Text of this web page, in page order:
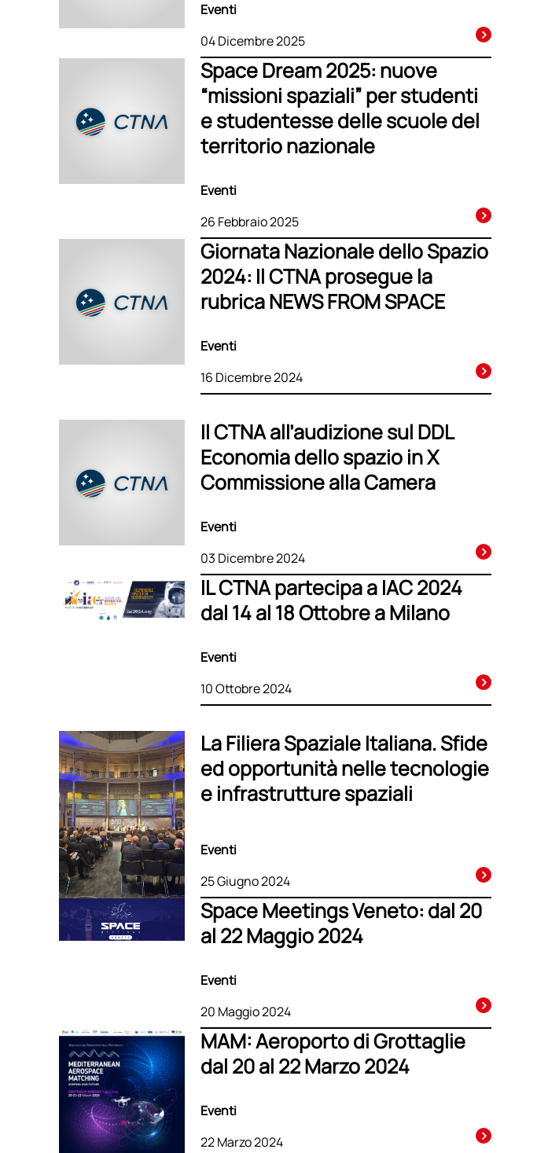
Eventi
04 Dicembre 2025
Space Dream 2025: nuove
“missioni spaziali” per studenti
e studentesse delle scuole del
territorio nazionale
Eventi
26 Febbraio 2025
Giornata Nazionale dello Spazio
2024: Il CTNA prosegue la
rubrica NEWS FROM SPACE
Eventi
16 Dicembre 2024
Il CTNA all’audizione sul DDL
Economia dello spazio in X
Commissione alla Camera
Eventi
03 Dicembre 2024
IL CTNA partecipa a IAC 2024
dal 14 al 18 Ottobre a Milano
Eventi
10 Ottobre 2024
La Filiera Spaziale Italiana. Sfide
ed opportunità nelle tecnologie
e infrastrutture spaziali
Eventi
25 Giugno 2024
Space Meetings Veneto: dal 20
al 22 Maggio 2024
Eventi
20 Maggio 2024
MAM: Aeroporto di Grottaglie
dal 20 al 22 Marzo 2024
Eventi
22 Marzo 2024